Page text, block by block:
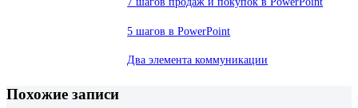
5 шагов в PowerPoint
Два элемента коммуникации
Похожие записи